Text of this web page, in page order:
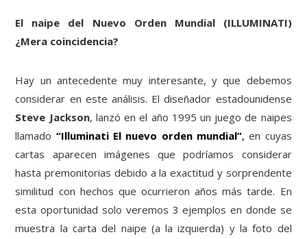
El naipe del Nuevo Orden Mundial (ILLUMINATI)
¿Mera coincidencia?
Hay un antecedente muy interesante, y que debemos
considerar en este análisis. El diseñador estadounidense
Steve Jackson, lanzó en el año 1995 un juego de naipes
llamado “Illuminati El nuevo orden mundial”, en cuyas
cartas aparecen imágenes que podríamos considerar
hasta premonitorias debido a la exactitud y sorprendente
similitud con hechos que ocurrieron años más tarde. En
esta oportunidad solo veremos 3 ejemplos en donde se
muestra la carta del naipe (a la izquierda) y la foto del